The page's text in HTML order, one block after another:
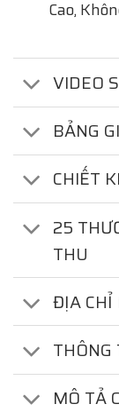
Cao,
VIDEO
BẢNG
CHIẾT
25
THU
ĐỊA CHỈ
MÔ TẢ